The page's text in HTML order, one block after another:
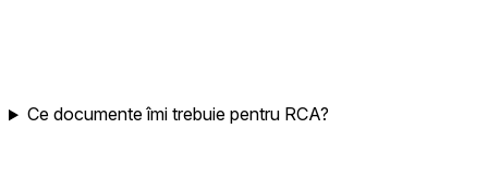
Ce documente îmi trebuie pentru RCA?